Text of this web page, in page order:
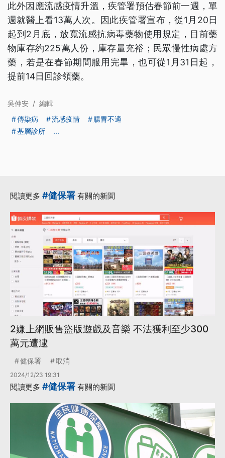
此外因應流感疫情升溫，疾管署預估春節前一週，單
週就醫上看13萬人次。因此疾管署宣布，從1月20日
起到2月底，放寬流感抗病毒藥物使用規定，目前藥
物庫存約225萬人份，庫存量充裕；民眾慢性病處方
藥，若是在春節期間服用完畢，也可從1月31日起，
提前14日回診領藥。
吳仲安 / 編輯
傳染病
流感疫情
腸胃不適
基層診所
...
閱讀更多 #健保署 有關的新聞
2嫌上網販售盜版遊戲及音樂 不法獲利至少300
萬元遭逮
健保署 取消
2024/12/23 19:31
閱讀更多 #健保署 有關的新聞